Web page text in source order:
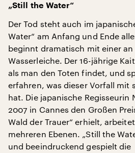
„Still the Water“
Der Tod steht auch im
Water“ am Anfang und Ende
beginnt dramatisch mit einer
Wasserleiche. Der 16-jährige
als man den Toten findet, und
erfahren, was dieser Vorfall mit
hat. Die japanische Regisseurin
2007 in Cannes den Großen
Wald der Trauer“ erhielt,
mehreren Ebenen. „Still the
und beeindruckend gespielt die